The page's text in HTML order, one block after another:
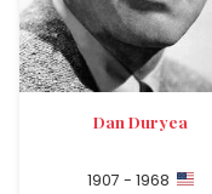
Dan Duryea
1907 - 1968